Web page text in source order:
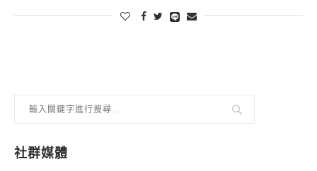
社群媒體